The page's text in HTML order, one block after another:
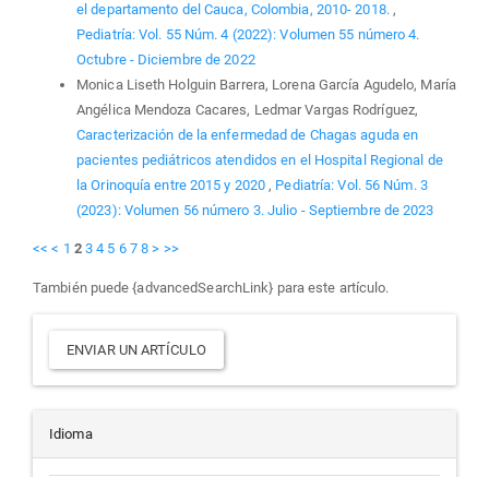
el departamento del Cauca, Colombia, 2010- 2018. ,
Pediatría: Vol. 55 Núm. 4 (2022): Volumen 55 número 4.
Octubre - Diciembre de 2022
Monica Liseth Holguin Barrera, Lorena García Agudelo, María
Angélica Mendoza Cacares, Ledmar Vargas Rodríguez,
Caracterización de la enfermedad de Chagas aguda en
pacientes pediátricos atendidos en el Hospital Regional de
la Orinoquía entre 2015 y 2020, Pediatría: Vol. 56 Núm. 3
(2023): Volumen 56 número 3. Julio - Septiembre de 2023
<< < 1 2 3 4 5 6 7 8 > >>
También puede {advancedSearchLink} para este artículo.
Enviar
un
artículo
ENVIAR UN ARTÍCULO
Idioma